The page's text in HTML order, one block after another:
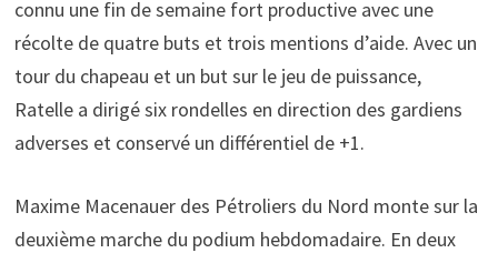
connu une fin de semaine fort productive avec une
récolte de quatre buts et trois mentions d’aide. Avec un
tour du chapeau et un but sur le jeu de puissance,
Ratelle a dirigé six rondelles en direction des gardiens
adverses et conservé un différentiel de +1.
Maxime Macenauer des Pétroliers du Nord monte sur la
deuxième marche du podium hebdomadaire. En deux